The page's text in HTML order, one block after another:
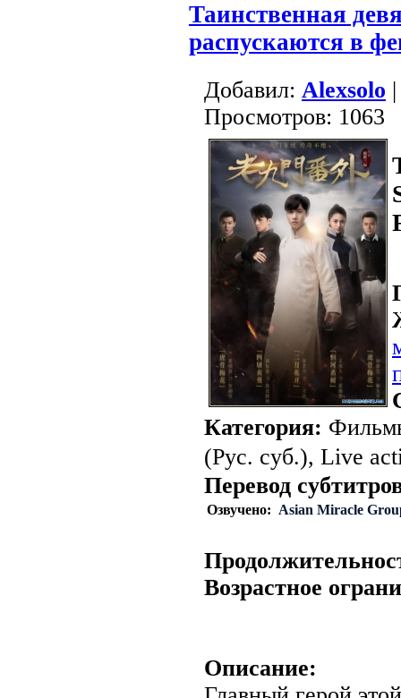
Таинственная
распускаются в
Добавил: Alexsolo
Просмотров: 1063
Категория:
(Рус. суб.), Live
Перевод
Озвучено: Asian Miracle
Возрастное
Описание: